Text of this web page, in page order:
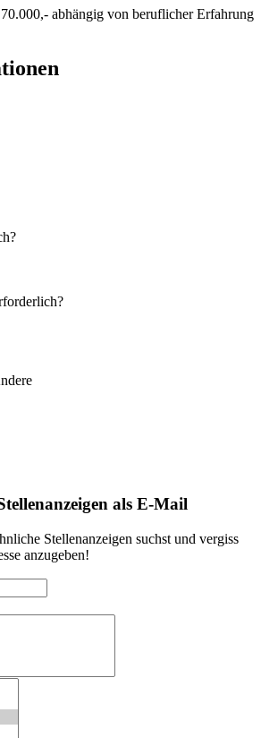
abhängig von beruflicher Erfahrung
als E-Mail
Stellenanzeigen suchst und vergiss
anzugeben!